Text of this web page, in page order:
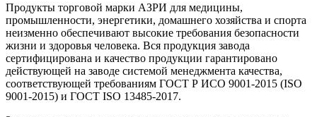
Продукты торговой марки АЗРИ для медицины,
промышленности, энергетики, домашнего хозяйства и спорта
неизменно обеспечивают высокие требования безопасности
жизни и здоровья человека. Вся продукция завода
сертифицирована и качество продукции гарантировано
действующей на заводе системой менеджмента качества,
соответствующей требованиям ГОСТ Р ИСО 9001-2015 (ISO
9001-2015) и ГОСТ ISO 13485-2017.